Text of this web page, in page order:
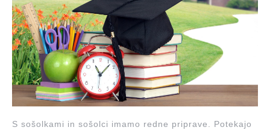
S sošolkami in sošolci imamo redne priprave. Potekajo